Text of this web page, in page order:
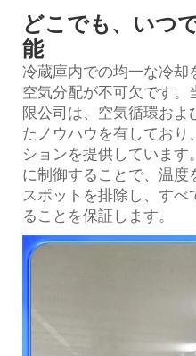
どこでも、いつ
能
冷蔵庫内での均一な冷却
空気分配が不可欠です
限公司は、空気循環およ
たノウハウを有しており
ションを提供していま
に制御することで、温度
スポットを排除し、す
ることを保証します。